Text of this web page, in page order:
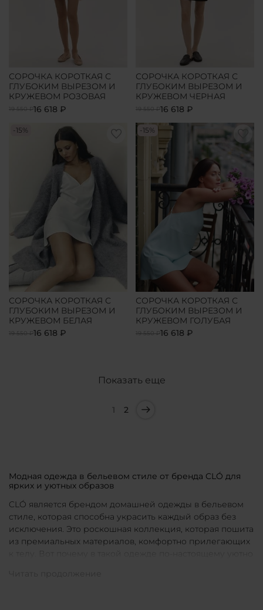
СОРОЧКА КОРОТКАЯ С
ГЛУБОКИМ ВЫРЕЗОМ И
КРУЖЕВОМ РОЗОВАЯ
19 550 ₽16 618 ₽
СОРОЧКА КОРОТКАЯ С
ГЛУБОКИМ ВЫРЕЗОМ И
КРУЖЕВОМ ЧЕРНАЯ
19 550 ₽16 618 ₽
-15%
СОРОЧКА КОРОТКАЯ С
ГЛУБОКИМ ВЫРЕЗОМ И
КРУЖЕВОМ БЕЛАЯ
19 550 ₽16 618 ₽
-15%
СОРОЧКА КОРОТКАЯ С
ГЛУБОКИМ ВЫРЕЗОМ И
КРУЖЕВОМ ГОЛУБАЯ
19 550 ₽16 618 ₽
Показать еще
1 2
Модная одежда в бельевом стиле от бренда CLÓ для
ярких и уютных образов
CLÓ является брендом домашней одежды в бельевом
стиле, которая способна украсить каждый образ без
исключения. Это роскошная коллекция, которая пошита
из премиальных материалов, комфортно прилегающих
к телу. Вот почему в такой одежде по-настоящему уютно